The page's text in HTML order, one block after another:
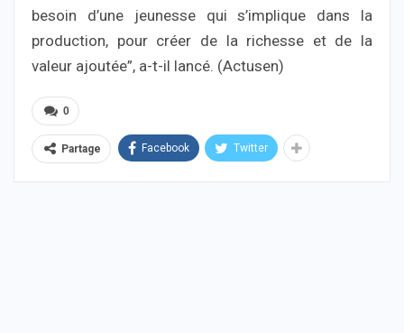
besoin d’une jeunesse qui s’implique dans la
production, pour créer de la richesse et de la
valeur ajoutée”, a-t-il lancé. (Actusen)
0
Partage Facebook Twitter